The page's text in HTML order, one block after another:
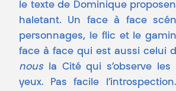
le texte de Dominique
haletant. Un face à face
personnages, le flic et le gamin
face à face qui est aussi celui
nousla Cité qui s’observe les
yeux. Pas facile